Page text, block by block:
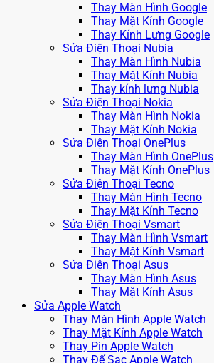
Thay Màn Hình Google
Thay Mặt Kính Google
Thay Kính Lưng Google
Sửa Điện Thoại Nubia
Thay Màn Hình Nubia
Thay Mặt Kính Nubia
Thay kính lưng Nubia
Sửa Điện Thoại Nokia
Thay Màn Hình Nokia
Thay Mặt Kính Nokia
Sửa Điện Thoại OnePlus
Thay Màn Hình OnePlus
Thay Mặt Kính OnePlus
Sửa Điện Thoại Tecno
Thay Màn Hình Tecno
Thay Mặt Kính Tecno
Sửa Điện Thoại Vsmart
Thay Màn Hình Vsmart
Thay Mặt Kính Vsmart
Sửa Điện Thoại Asus
Thay Màn Hình Asus
Thay Mặt Kính Asus
Sửa Apple Watch
Thay Màn Hình Apple Watch
Thay Mặt Kính Apple Watch
Thay Pin Apple Watch
Thay Đế Sạc Apple Watch